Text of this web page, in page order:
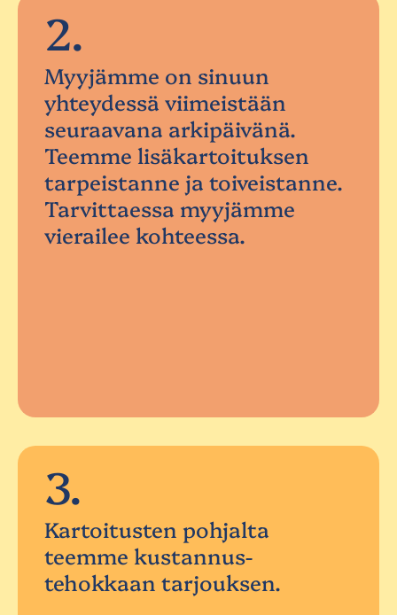
2.
Myyjämme on sinuun
yhteydessä viimeistään
seuraavana arkipäivänä.
Teemme lisäkartoituksen
tarpeistanne ja toiveistanne.
Tarvittaessa myyjämme
vierailee kohteessa.
3.
Kartoitusten pohjalta
teemme kustannus-
tehokkaan tarjouksen.